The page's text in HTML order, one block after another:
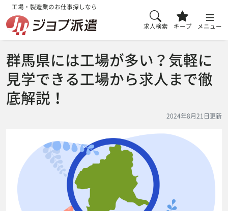
工場・製造業のお仕事探しなら
求人検索 キープ メニュー
群馬県には工場が多い？気軽に
見学できる工場から求人まで徹
底解説！
2024年8月21日更新